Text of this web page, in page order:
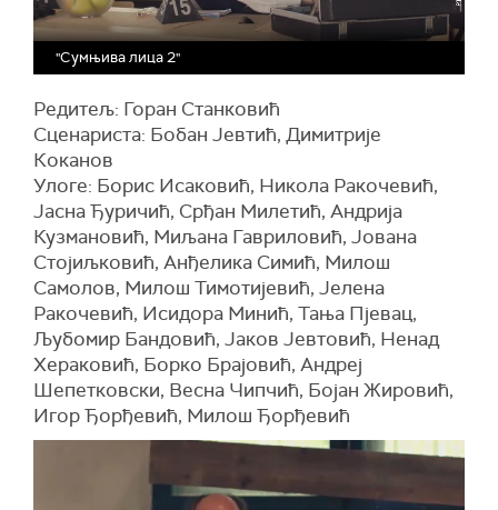
"Сумњива лица 2"
Редитељ: Горан Станковић
Сценариста: Бобан Јевтић, Димитрије
Коканов
Улоге: Борис Исаковић, Никола Ракочевић,
Јасна Ђуричић, Срђан Милетић, Андрија
Кузмановић, Миљана Гавриловић, Јована
Стојиљковић, Анђелика Симић, Милош
Самолов, Милош Тимотијевић, Јелена
Ракочевић, Исидора Минић, Тања Пјевац,
Љубомир Бандовић, Јаков Јевтовић, Ненад
Хераковић, Борко Брајовић, Андреј
Шепетковски, Весна Чипчић, Бојан Жировић,
Игор Ђорђевић, Милош Ђорђевић